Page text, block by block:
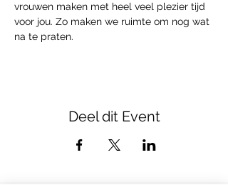
vrouwen maken met heel veel plezier tijd
voor jou. Zo maken we ruimte om nog wat
na te praten.
Deel dit Event